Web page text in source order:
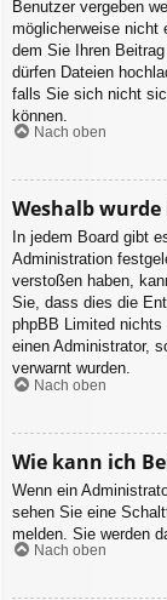
Benutzer vergeben
möglicherweise nicht
dem Sie Ihren
dürfen Dateien
falls Sie sich nicht
können.
Nach oben
Weshalb
In jedem Board gibt
Administration
verstoßen haben,
Sie, dass dies die
phpBB Limited
einen Administrator,
verwarnt wurden.
Nach oben
Wie kann ich
Wenn ein
sehen Sie eine
melden. Sie werden
Nach oben